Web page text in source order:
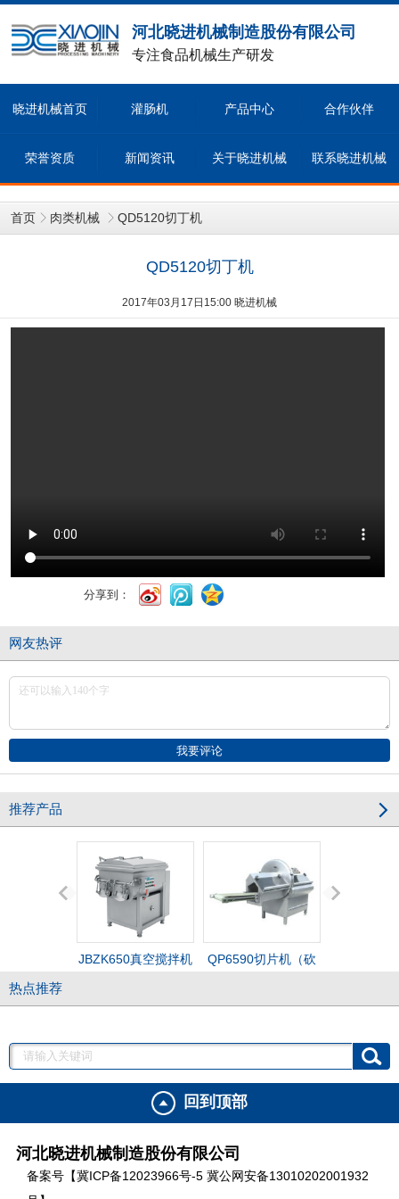
河北晓进机械制造股份有限公司
专注食品机械生产研发
晓进机械首页 灌肠机 产品中心 合作伙伴
荣誉资质 新闻资讯 关于晓进机械 联系晓进机械
首页 肉类机械 QD5120切丁机
QD5120切丁机
2017年03月17日15:00 晓进机械
分享到：
网友热评
推荐产品
JBZK650真空搅拌机 QP6590切片机（砍
热点推荐
回到顶部
河北晓进机械制造股份有限公司
备案号【冀ICP备12023966号-5 冀公网安备13010202001932